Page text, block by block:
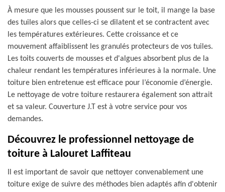
À mesure que les mousses poussent sur le toit, il mange la base
des tuiles alors que celles-ci se dilatent et se contractent avec
les températures extérieures. Cette croissance et ce
mouvement affaiblissent les granulés protecteurs de vos tuiles.
Les toits couverts de mousses et d'algues absorbent plus de la
chaleur rendant les températures inférieures à la normale. Une
toiture bien entretenue est efficace pour l’économie d’énergie.
Le nettoyage de votre toiture restaurera également son attrait
et sa valeur. Couverture J.T est à votre service pour vos
demandes.
Découvrez le professionnel nettoyage de
toiture à Lalouret Laffiteau
Il est important de savoir que nettoyer convenablement une
toiture exige de suivre des méthodes bien adaptés afin d'obtenir